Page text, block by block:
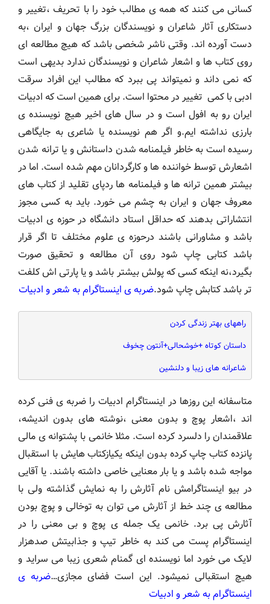
کسانی می کنند که همه ی مطالب خود را با تحریف ،تغییر و
دستکاری آثار شاعران و نویسندگان بزرگ جهان و ایران ،به
دست آورده اند. وقتی ناشر شخصی باشد که هیچ مطالعه ای
روی کتاب ها و اشعار شاعران و نویسندگان ندارد بدیهی است
که نمی داند و نمیتواند پی ببرد که مطالب این افراد سرقت
ادبی با کمی تغییر در محتوا است. برای همین است که ادبیات
ایران رو به افول است و در سال های اخیر هیچ نویسنده ی
بارزی نداشته ایم.و اگر هم نویسنده یا شاعری به جایگاهی
رسیده است به خاطر فیلمنامه شدن داستانش و یا ترانه شدن
اشعارش توسط خواننده ها و کارگردانان مهم شده است. اما در
بیشتر همین ترانه ها و فیلمنامه ها ردپای تقلید از کتاب های
معروف جهان و ایران به چشم می خورد. باید به کسی مجوز
انتشاراتی بدهند که حداقل استاد دانشگاه در حوزه ی ادبیات
باشد و مشاورانی باشند درحوزه ی علوم مختلف تا اگر قرار
باشد کتابی چاپ شود روی آن مطالعه و تحقیق صورت
بگیرد،نه اینکه کسی که پولش بیشتر باشد و یا پارتی اش کلفت
تر باشد کتابش چاپ شود.ضربه ی اینستاگرام به شعر و ادبیات
راههای بهتر زندگی کردن
داستان کوتاه +خوشحالی+آنتون چخوف
شاعرانه های زیبا و دلنشین
متاسفانه این روزها در اینستاگرام ادبیات را ضربه ی فنی کرده
اند ،اشعار پوچ و بدون معنی ،نوشته های بدون اندیشه،
علاقمندان را دلسرد کرده است. مثلا خانمی با پشتوانه ی مالی
پانزده کتاب چاپ کرده بدون اینکه یکیازکتاب هایش با استقبال
مواجه شده باشد و یا بار معنایی خاصی داشته باشند. یا آقایی
در بیو اینستاگرامش نام آثارش را به نمایش گذاشته ولی با
مطالعه ی چند خط از آثارش می توان به توخالی و پوچ بودن
آثارش پی برد. خانمی یک جمله ی پوچ و بی معنی را در
اینستاگرام پست می کند به خاطر تیپ و جذابیتش صدهزار
لایک می خورد اما نویسنده ای گمنام شعری زیبا می سراید و
هیچ استقبالی نمیشود. این است فضای مجازی…ضربه ی
اینستاگرام به شعر و ادبیات